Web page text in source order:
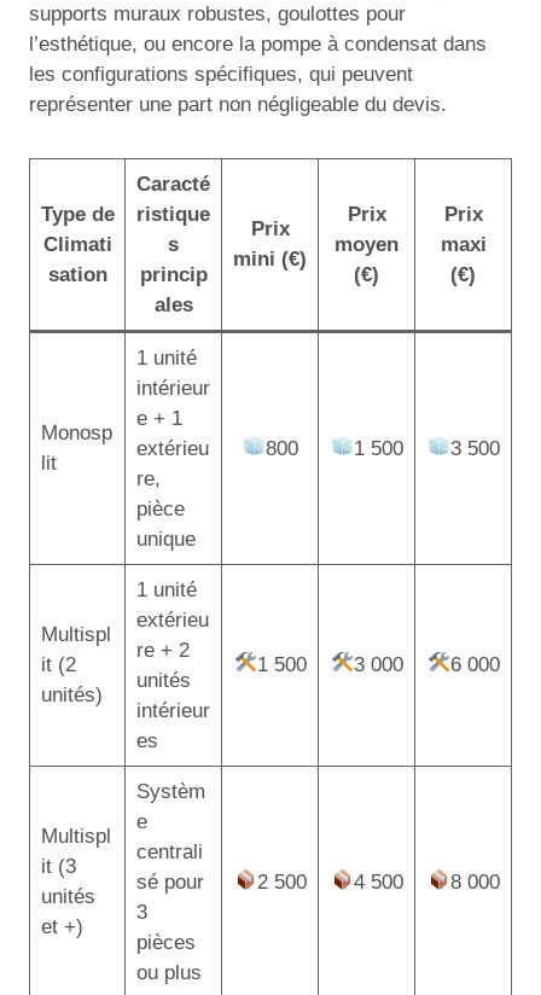
supports muraux robustes, goulottes pour
l’esthétique, ou encore la pompe à condensat dans
les configurations spécifiques, qui peuvent
représenter une part non négligeable du devis.
Type de
Climati
sation
Caracté
ristique
s
princip
ales
Prix
mini (€)
Prix
moyen
(€)
Prix
maxi
(€)
Monosp
lit
1 unité
intérieur
e + 1
extérieu
re,
pièce
unique
800 1 500 3 500
Multispl
it (2
unités)
1 unité
extérieu
re + 2
unités
intérieur
es
1 500 3 000 6 000
Multispl
it (3
unités
et +)
Systèm
e
centrali
sé pour
3
pièces
ou plus
2 500 4 500 8 000